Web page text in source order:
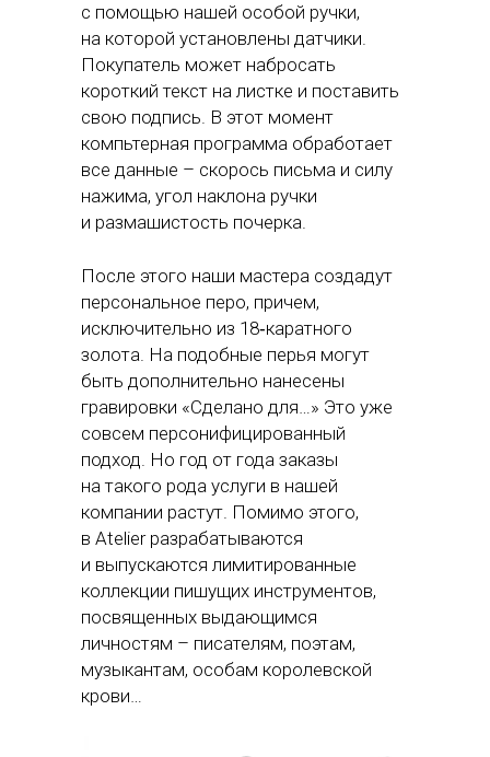
с помощью нашей особой ручки,
на которой установлены датчики.
Покупатель может набросать
короткий текст на листке и поставить
свою подпись. В этот момент
компьтерная программа обработает
все данные – скорось письма и силу
нажима, угол наклона ручки
и размашистость почерка.
После этого наши мастера создадут
персональное перо, причем,
исключительно из 18‑каратного
золота. На подобные перья могут
быть дополнительно нанесены
гравировки «Сделано для…» Это уже
совсем персонифицированный
подход. Но год от года заказы
на такого рода услуги в нашей
компании растут. Помимо этого,
в Atelier разрабатываются
и выпускаются лимитированные
коллекции пишущих инструментов,
посвященных выдающимся
личностям – писателям, поэтам,
музыкантам, особам королевской
крови…